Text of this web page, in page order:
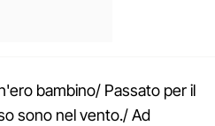
bambino/ Passato per il
sono nel vento./ Ad